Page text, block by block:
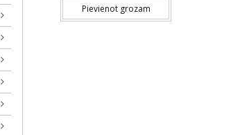
Pievienot grozam